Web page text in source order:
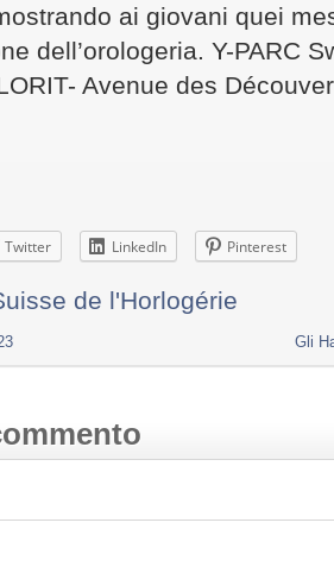
ai giovani quei
dell’orologeria. Y-PARC
Avenue des
Twitter LinkedIn Pinterest
de l'Horlogérie
Gli